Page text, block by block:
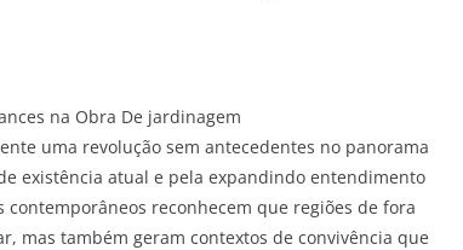
na Obra De jardinagem
uma revolução sem antecedentes no panorama
existência atual e pela expandindo entendimento
reconhecem que regiões de fora
mas também geram contextos de convivência que